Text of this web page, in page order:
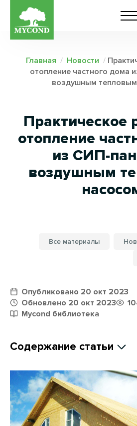
Главная / Новости /
отопление частного дома
воздушным
Практическое
отопление
из СИП-
воздушным
Все материалы
Опубликовано 20 окт 2023
Обновлено 20 окт 2023
Mycond библиотека
Содержание статьи